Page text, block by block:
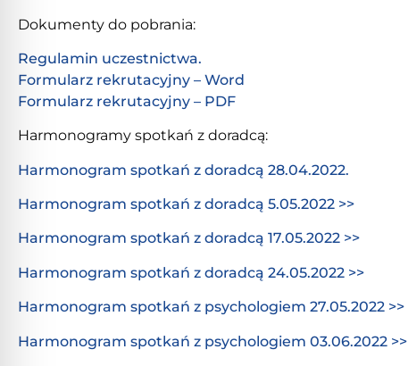
Dokumenty do pobrania:
Regulamin uczestnictwa.
Formularz rekrutacyjny – Word
Formularz rekrutacyjny – PDF
Harmonogramy spotkań z doradcą:
Harmonogram spotkań z doradcą 28.04.2022.
Harmonogram spotkań z doradcą 5.05.2022 >>
Harmonogram spotkań z doradcą 17.05.2022 >>
Harmonogram spotkań z doradcą 24.05.2022 >>
Harmonogram spotkań z psychologiem 27.05.2022 >>
Harmonogram spotkań z psychologiem 03.06.2022 >>